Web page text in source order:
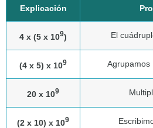
Explicación
4 x (5 x 109) El
(4 x 5) x 109 Agrupamos
20 x 109
(2 x 10) x 109